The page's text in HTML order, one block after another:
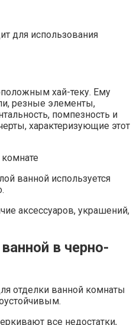
для использования
хай-теку. Ему
резные элементы,
помпезность и
характеризующие этот
ванной используется
аксессуаров, украшений,
в черно-
отделки ванной комнаты
все недостатки,